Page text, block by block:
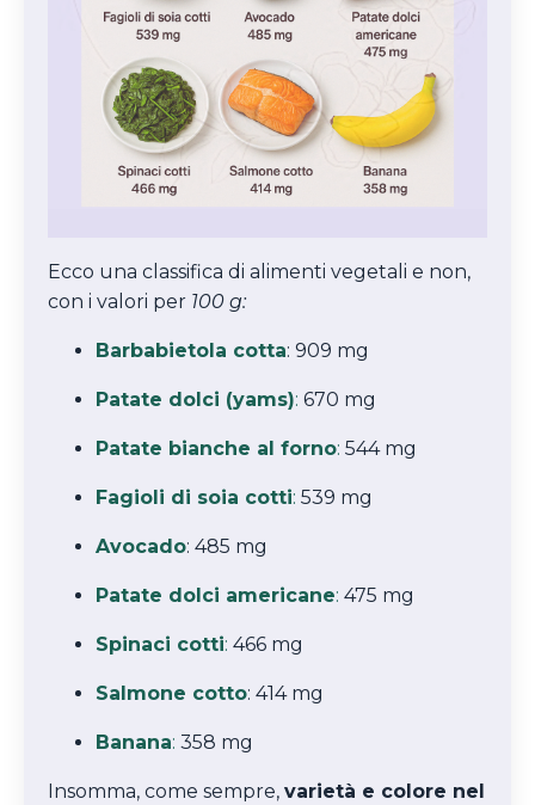
Ecco una classifica di alimenti vegetali e non,
con i valori per 100 g:
Barbabietola cotta: 909 mg
Patate dolci (yams): 670 mg
Patate bianche al forno: 544 mg
Fagioli di soia cotti: 539 mg
Avocado: 485 mg
Patate dolci americane: 475 mg
Spinaci cotti: 466 mg
Salmone cotto: 414 mg
Banana: 358 mg
Insomma, come sempre, varietà e colore nel